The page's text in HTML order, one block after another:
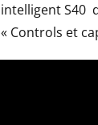
intelligent S40
« Controls et